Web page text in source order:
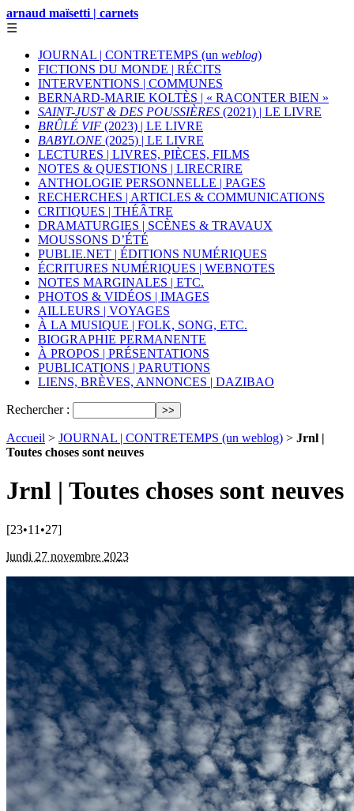
arnaud maïsetti | carnets
☰
JOURNAL | CONTRETEMPS (un weblog)
FICTIONS DU MONDE | RÉCITS
INTERVENTIONS | COMMUNES
BERNARD-MARIE KOLTÈS | « RACONTER BIEN »
SAINT-JUST & DES POUSSIÈRES (2021) | LE LIVRE
BRÛLÉ VIF (2023) | LE LIVRE
BABYLONE (2025) | LE LIVRE
LECTURES | LIVRES, PIÈCES, FILMS
NOTES & QUESTIONS | LIRECRIRE
ANTHOLOGIE PERSONNELLE | PAGES
RECHERCHES | ARTICLES & COMMUNICATIONS
CRITIQUES | THÉÂTRE
DRAMATURGIES | SCÈNES & TRAVAUX
MOUSSONS D’ÉTÉ
PUBLIE.NET | ÉDITIONS NUMÉRIQUES
ÉCRITURES NUMÉRIQUES | WEBNOTES
NOTES MARGINALES | ETC.
PHOTOS & VIDÉOS | IMAGES
AILLEURS | VOYAGES
À LA MUSIQUE | FOLK, SONG, ETC.
BIOGRAPHIE PERMANENTE
À PROPOS | PRÉSENTATIONS
PUBLICATIONS | PARUTIONS
LIENS, BRÈVES, ANNONCES | DAZIBAO
Rechercher :
Accueil > JOURNAL | CONTRETEMPS (un weblog) > Jrnl |
Toutes choses sont neuves
Jrnl | Toutes choses sont neuves
[23•11•27]
lundi 27 novembre 2023